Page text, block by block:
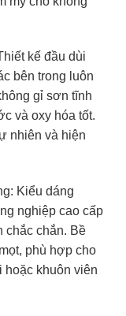
kế đầu dùi
bên trong luôn
gỉ sơn tĩnh
và oxy hóa tốt.
nhiên và hiện
Kiểu dáng
nghiệp cao cấp
chắc chắn. Bề
phù hợp cho
hoặc khuôn viên